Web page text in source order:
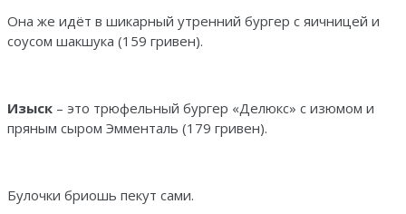
Она же идёт в шикарный утренний бургер с яичницей и
соусом шакшука (159 гривен).
Изыск – это трюфельный бургер «Делюкс» с изюмом и
пряным сыром Эмменталь (179 гривен).
Булочки бриошь пекут сами.